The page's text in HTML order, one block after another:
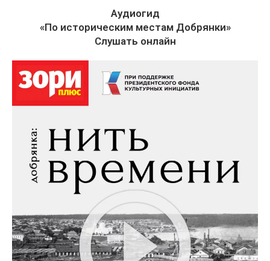
Аудиогид
«По историческим местам Добрянки»
Слушать онлайн